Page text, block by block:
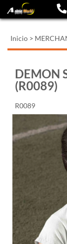
Inicio >
DEMON
(R0089)
R0089